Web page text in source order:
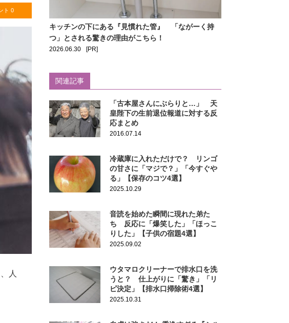
ト 0
人
キッチンの下にある『見慣れた管』 「ながーく持
つ」とされる驚きの理由がこちら！
2026.06.30 [PR]
関連記事
「古本屋さんにぶらりと…」 天
皇陛下の生前退位報道に対する反
応まとめ
2016.07.14
冷蔵庫に入れただけで？ リンゴ
の甘さに「マジで？」「今すぐや
る」【保存のコツ4選】
2025.10.29
音読を始めた瞬間に現れた弟た
ち 反応に「爆笑した」「ほっこ
りした」【子供の宿題4選】
2025.09.02
ウタマロクリーナーで排水口を洗
うと？ 仕上がりに「驚き」「リ
ピ決定」【排水口掃除術4選】
2025.10.31